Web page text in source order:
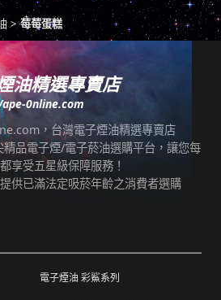
至便利店付款並取貨者，請確認您提
的暱稱與包裹是否一致，順利付款後
。
使用超商到店未取貨者，或會影響
貨信用」而導致無法再次使用超商取
請顧客及時前往取貨。
配送方式皆有發生延誤之可能，我們
成立後會在24小時內出貨，但無法保
送零機率延遲。
間，會有所出入）
如需訂購，請聯絡客服中心協助海外
任何瑕疵問題，請拍照/錄影並聯絡本
以利於退/換貨保固處理。
期內有任何非人為問題，可免費退/換
七天鑑賞期後若要退/換全新未拆封非
，將收取總金額的20%服務費，並需
來回運費。
商品在運送途中均有可能因為壓力改
滲漏問題，如發現滲漏，請拍照/錄影
服進行免費退換。有其他疑慮請聯絡
莓莓蛋糕
油精選專賣店
0nline.com
，台灣電子煙油精選專賣店
品電子煙/電子菸油選購平台，讓您每
享受五星級保障服務！
供已滿法定吸菸年齡之消費者選購
電子煙油 彩鯊系列